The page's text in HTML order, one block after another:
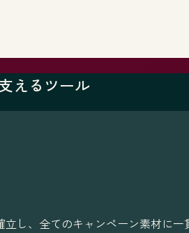
えるツール
し、全てのキャンペーン素材に一